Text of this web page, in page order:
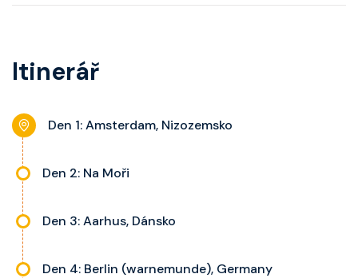
kajuty.
nastavitelnou klimatizaci,
noční stolky, trezor a balkon s
výhledem, velikost kajuty a balkonu
Itinerář
Den 1: Amsterdam, Nizozemsko
Den 2: Na Moři
Den 3: Aarhus, Dánsko
Den 4: Berlin (warnemunde), Germany